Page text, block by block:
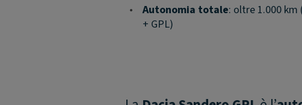
•
Autonomia totale: oltre 1.000 km
+ GPL)